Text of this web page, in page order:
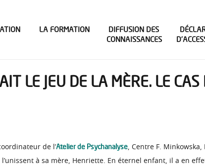
LA FORMATION
DIFFUSION DES
CONNAISSANCES
LE JEU DE LA MÈRE. LE
de l’Atelier de Psychanalyse, Centre F. Minkowska,
à sa mère, Henriette. En éternel enfant, il a en